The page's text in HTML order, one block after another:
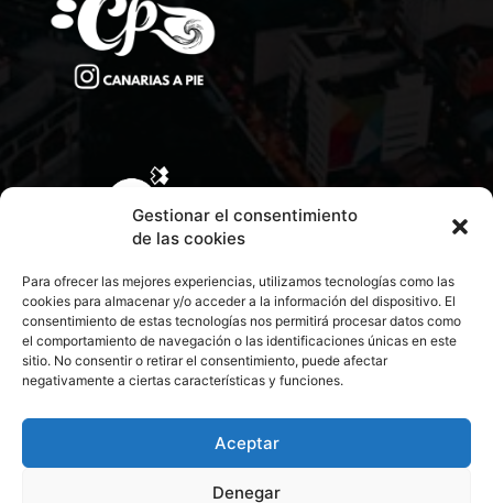
Gestionar el consentimiento
de las cookies
Para ofrecer las mejores experiencias, utilizamos tecnologías como las
cookies para almacenar y/o acceder a la información del dispositivo. El
consentimiento de estas tecnologías nos permitirá procesar datos como
el comportamiento de navegación o las identificaciones únicas en este
sitio. No consentir o retirar el consentimiento, puede afectar
negativamente a ciertas características y funciones.
Aceptar
Denegar
CONTACTA CON NOSOTROS